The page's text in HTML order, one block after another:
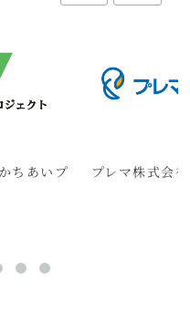
ちあいプ
プレマ株式会社